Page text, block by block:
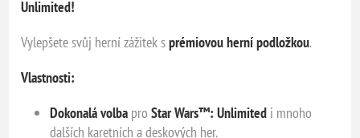
Unlimited!
Vylepšete svůj herní zážitek sprémiovou herní podložkou.
Vlastnosti:
Dokonalá volba proStar Wars™: Unlimited i mnoho
dalších karetních a deskových her.